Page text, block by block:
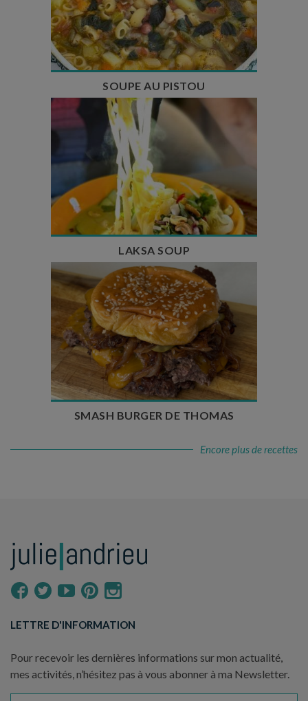
Temps de préparation : 35 min
Temps de cuisson : 1h15
Nombre de couverts : 8
SOUPE AU PISTOU
Temps de préparation : 40 min
Temps de cuisson : 25 min
Nombre de couverts : 4
LAKSA SOUP
Temps de préparation : 20 min
Temps de cuisson : 5 à 10 min
Nombre de couverts : 4
SMASH BURGER DE THOMAS
Encore plus de recettes
LETTRE D'INFORMATION
Pour recevoir les dernières informations sur mon actualité,
mes activités, n’hésitez pas à vous abonner à ma Newsletter.